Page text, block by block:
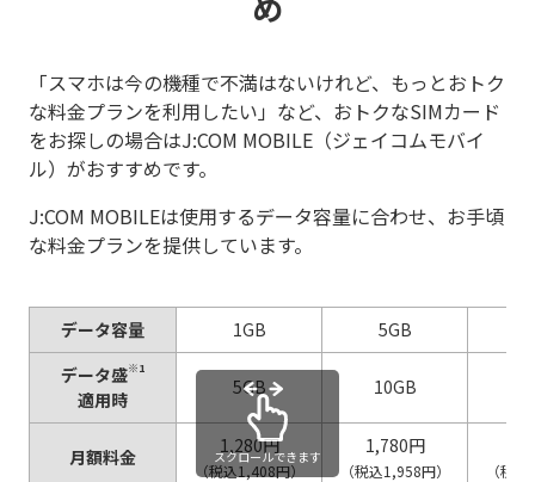
「スマホは今の機種で不満はないけれど、もっとおトク
な料金プランを利用したい」など、おトクなSIMカード
をお探しの場合はJ:COM MOBILE（ジェイコムモバイ
ル）がおすすめです。
J:COM MOBILEは使用するデータ容量に合わせ、お手頃
な料金プランを提供しています。
データ容量 1GB 5GB
データ盛※1
適用時
5GB 10GB
月額料金 1,280円
（税込1,408円）
1,780円
（税込1,958円） （税
スクロールできます